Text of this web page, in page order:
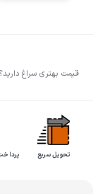
قیمت بهتری سراغ دارید؟
تحویل سریع